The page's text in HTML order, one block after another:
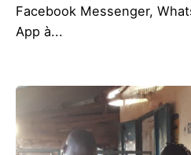
Facebook Messenger,
App à...